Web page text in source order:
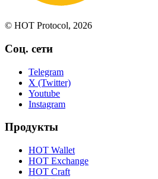
© HOT Protocol, 2026
Соц. сети
Telegram
X (Twitter)
Youtube
Instagram
Продукты
HOT Wallet
HOT Exchange
HOT Craft